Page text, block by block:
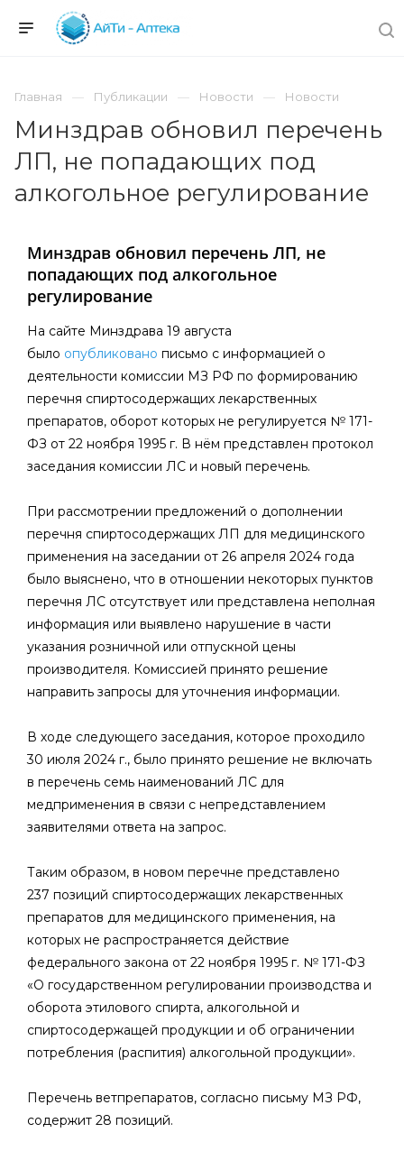
Главная Публикации Новости Новости
Минздрав обновил перечень
ЛП, не попадающих под
алкогольное регулирование
Минздрав обновил перечень ЛП, не
попадающих под алкогольное
регулирование
На сайте Минздрава 19 августа
было опубликовано письмо с информацией о
деятельности комиссии МЗ РФ по формированию
перечня спиртосодержащих лекарственных
препаратов, оборот которых не регулируется № 171-
ФЗ от 22 ноября 1995 г. В нём представлен протокол
заседания комиссии ЛС и новый перечень.
При рассмотрении предложений о дополнении
перечня спиртосодержащих ЛП для медицинского
применения на заседании от 26 апреля 2024 года
было выяснено, что в отношении некоторых пунктов
перечня ЛС отсутствует или представлена неполная
информация или выявлено нарушение в части
указания розничной или отпускной цены
производителя. Комиссией принято решение
направить запросы для уточнения информации.
В ходе следующего заседания, которое проходило
30 июля 2024 г., было принято решение не включать
в перечень семь наименований ЛС для
медприменения в связи с непредставлением
заявителями ответа на запрос.
Таким образом, в новом перечне представлено
237 позиций спиртосодержащих лекарственных
препаратов для медицинского применения, на
которых не распространяется действие
федерального закона от 22 ноября 1995 г. № 171-ФЗ
«О государственном регулировании производства и
оборота этилового спирта, алкогольной и
спиртосодержащей продукции и об ограничении
потребления (распития) алкогольной продукции».
Перечень ветпрепаратов, согласно письму МЗ РФ,
содержит 28 позиций.